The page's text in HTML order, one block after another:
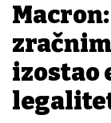
izostao